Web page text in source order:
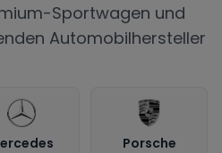
Sportwagen und
Automobilhersteller
Porsche